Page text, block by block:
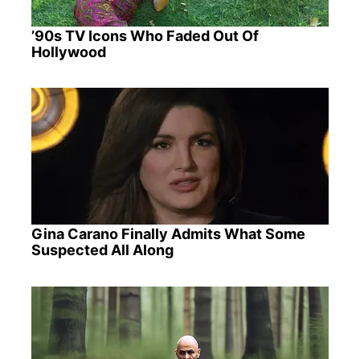
’90s TV Icons Who Faded Out Of
Hollywood
Gina Carano Finally Admits What Some
Suspected All Along